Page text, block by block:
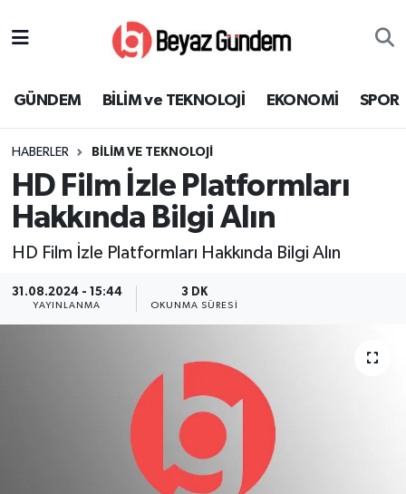
GÜNDEM BİLİM ve TEKNOLOJİ EKONOMİ SPOR
HABERLER BİLİM VE TEKNOLOJİ
HD Film İzle Platformları
Hakkında Bilgi Alın
HD Film İzle Platformları Hakkında Bilgi Alın
31.08.2024 - 15:44
YAYINLANMA
3 DK
OKUNMA SÜRESI
EKONOMİ
SPOR
SAĞLIK
EĞİTİM
Süper Lig Puan Durumu ve Fikstür
Tüm Manşetler
Son Dakika Haberleri
Haber Arşivi